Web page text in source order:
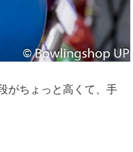
がちょっと高くて、手